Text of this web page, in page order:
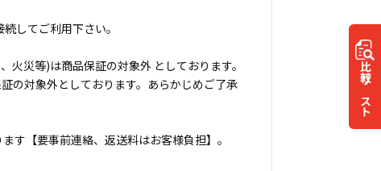
比較
リスト
してご利用下さい。
災等)は商品保証の対象外 としております。
の対象外としております。あらかじめご了承
す【要事前連絡、返送料はお客様負担】。